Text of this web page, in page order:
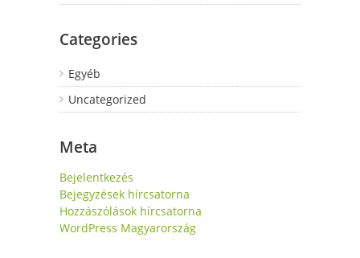
Categories
Egyéb
Uncategorized
Meta
Bejelentkezés
Bejegyzések hírcsatorna
Hozzászólások hírcsatorna
WordPress Magyarország